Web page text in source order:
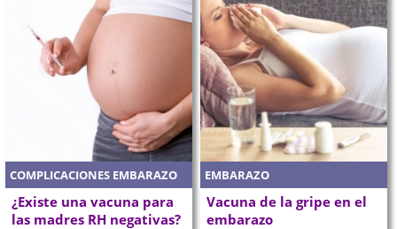
COMPLICACIONES EMBARAZO
¿Existe una vacuna para
las madres RH negativas?
EMBARAZO
Vacuna de la gripe en el
embarazo